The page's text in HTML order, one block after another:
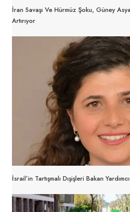
İran Savaşı Ve Hürmüz Şoku, Güney
Artırıyor
İsrail’in Tartışmalı Dışişleri Bakan